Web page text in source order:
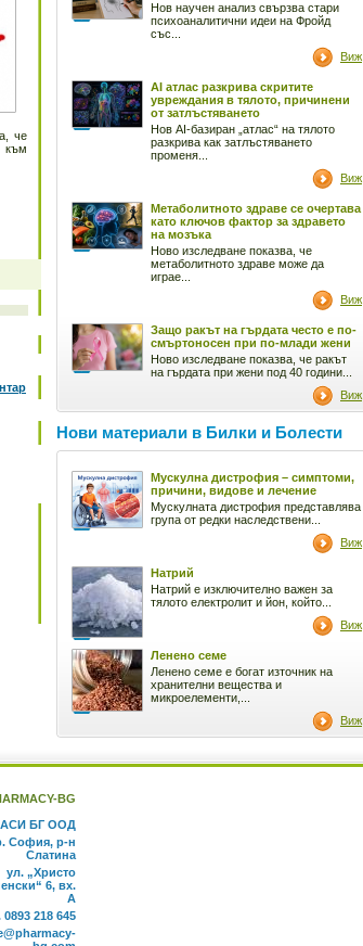
че
към
Нов научен анализ свързва стари
психоаналитични идеи на Фройд
със...
Виж
AI атлас разкрива скритите
увреждания в тялото, причинени
от затлъстяването
Нов AI-базиран „атлас“ на тялото
разкрива как затлъстяването
променя...
Виж
Метаболитното здраве се очертава
като ключов фактор за здравето
на мозъка
Ново изследване показва, че
метаболитното здраве може да
играе...
Виж
Защо ракът на гърдата често е по-
смъртоносен при по-млади жени
Ново изследване показва, че ракът
на гърдата при жени под 40 години...
Виж
Нови материали в Билки и Болести
Мускулна дистрофия – симптоми,
причини, видове и лечение
Мускулната дистрофия представлява
група от редки наследствени...
Виж
Натрий
Натрий е изключително важен за
тялото електролит и йон, който...
Виж
Ленено семе
Ленено семе е богат източник на
хранителни вещества и
микроелементи,...
Виж
BG
БГ ООД
София, р-н
Слатина
ул. „Христо
6, вх.
А
0893 218 645